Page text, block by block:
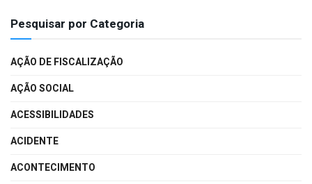
Pesquisar por Categoria
AÇÃO DE FISCALIZAÇÃO
AÇÃO SOCIAL
ACESSIBILIDADES
ACIDENTE
ACONTECIMENTO